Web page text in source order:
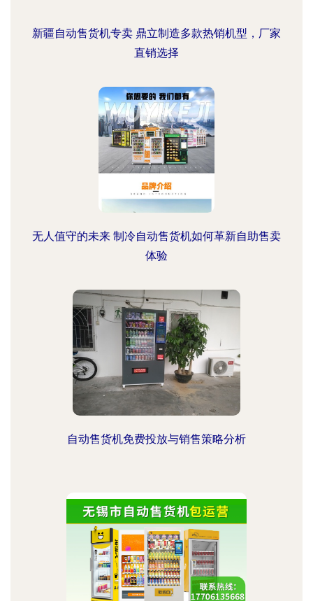
新疆自动售货机专卖 鼎立制造多款热销机型，厂家
直销选择
无人值守的未来 制冷自动售货机如何革新自助售卖
体验
自动售货机免费投放与销售策略分析